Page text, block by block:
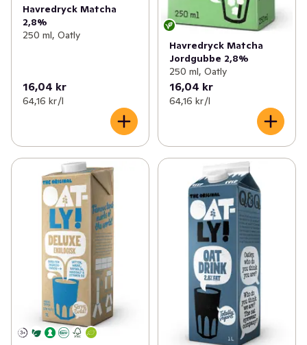
Havredryck Matcha
2,8%
250 ml, Oatly
16,04 kr
64,16 kr /l
Havredryck Matcha
Jordgubbe 2,8%
250 ml, Oatly
16,04 kr
64,16 kr /l